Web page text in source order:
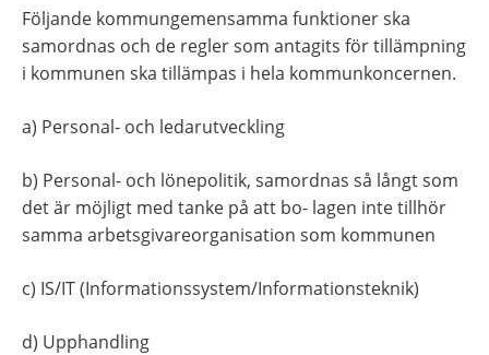
Följande kommungemensamma funktioner ska
samordnas och de regler som antagits för tillämpning
i kommunen ska tillämpas i hela kommunkoncernen.
a) Personal- och ledarutveckling
b) Personal- och lönepolitik, samordnas så långt som
det är möjligt med tanke på att bo- lagen inte tillhör
samma arbetsgivareorganisation som kommunen
c) IS/IT (Informationssystem/Informationsteknik)
d) Upphandling